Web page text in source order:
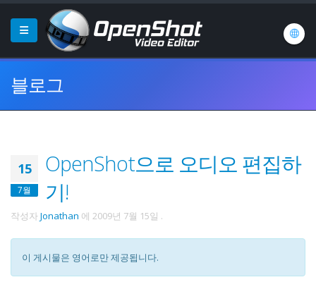
블로그
15
7월
OpenShot으로 오디오 편집하
기!
작성자Jonathan 에 2009년 7월 15일 .
이 게시물은 영어로만 제공됩니다.